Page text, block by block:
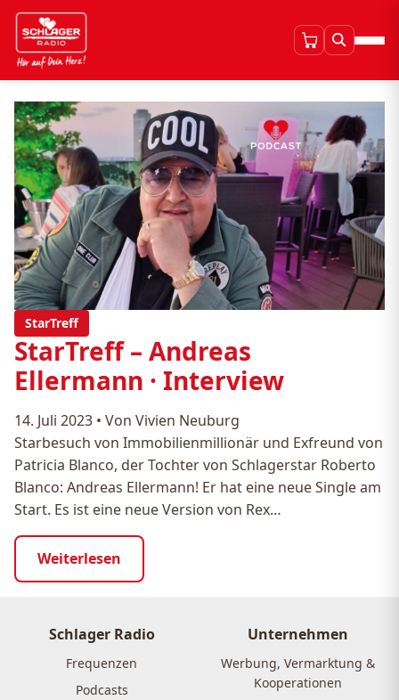
StarTreff
StarTreff – Andreas
Ellermann · Interview
14. Juli 2023 • Von Vivien Neuburg
Starbesuch von Immobilienmillionär und Exfreund von
Patricia Blanco, der Tochter von Schlagerstar Roberto
Blanco: Andreas Ellermann! Er hat eine neue Single am
Start. Es ist eine neue Version von Rex…
Weiterlesen
Schlager Radio
Frequenzen
Podcasts
Unternehmen
Werbung, Vermarktung &
Kooperationen